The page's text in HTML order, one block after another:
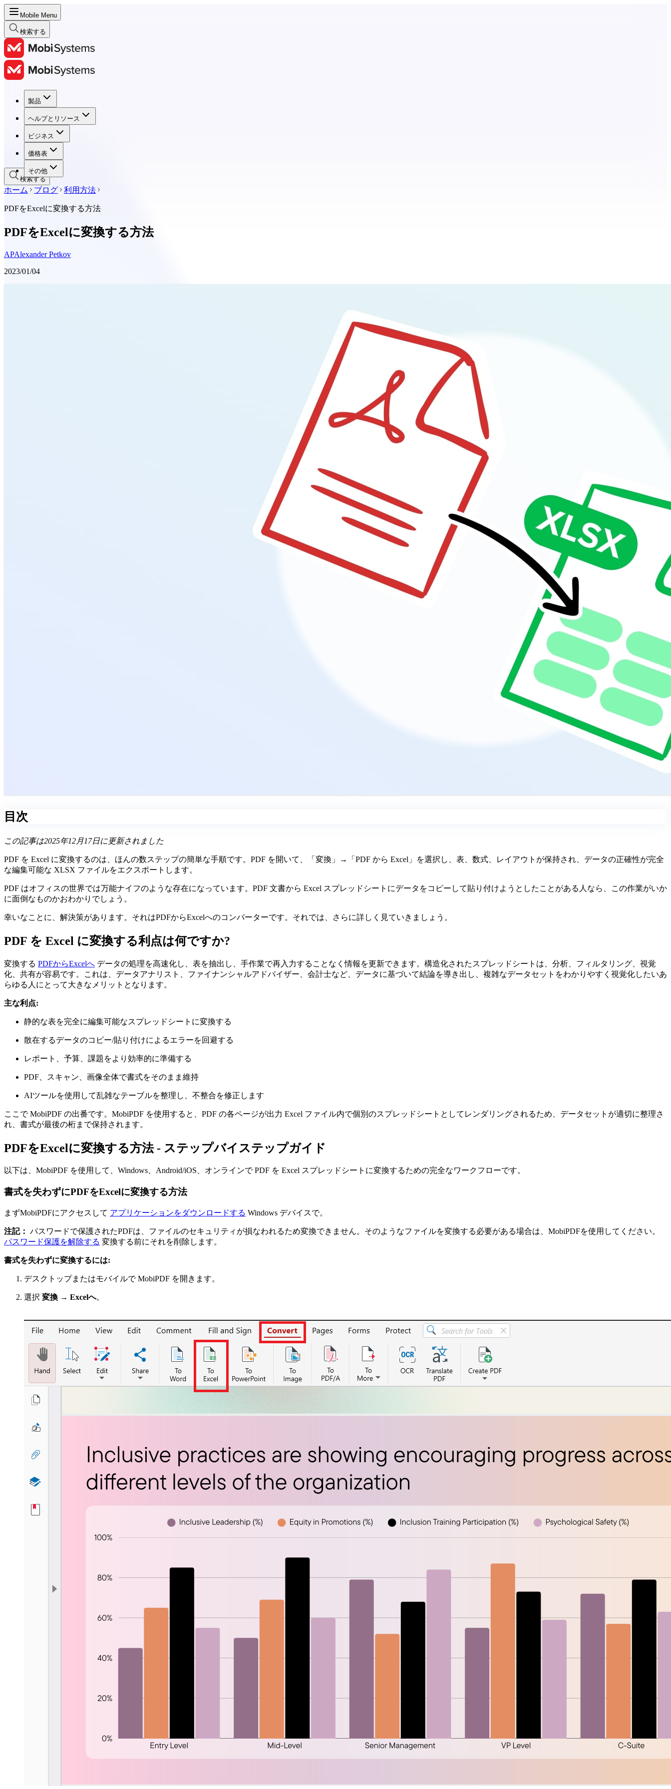
Mobile Menu
検索する
製品
ヘルプとリソース
ビジネス
価格表
その他
製品
ヘルプとリソース
ビジネス
価格表
検索する
ホーム ブログ 利用方法
PDFをExcelに変換する方法
PDFをExcelに変換する方法
APAlexander Petkov
2023/01/04
目次
この記事は2025年12月17日に更新されました
PDF を Excel に変換するのは、ほんの数ステップの簡単な手順です。PDF を開いて、「変換」→「PDF から Excel」を選択し、表、数式、レイアウトが保持され、データの正確性が完全
な編集可能な XLSX ファイルをエクスポートします。
PDF はオフィスの世界では万能ナイフのような存在になっています。PDF 文書から Excel スプレッドシートにデータをコピーして貼り付けようとしたことがある人なら、この作業がいか
に面倒なものかおわかりでしょう。
幸いなことに、解決策があります。それはPDFからExcelへのコンバーターです。それでは、さらに詳しく見ていきましょう。
PDF を Excel に変換する利点は何ですか?
変換する PDFからExcelへ データの処理を高速化し、表を抽出し、手作業で再入力することなく情報を更新できます。構造化されたスプレッドシートは、分析、フィルタリング、視覚
化、共有が容易です。これは、データアナリスト、ファイナンシャルアドバイザー、会計士など、データに基づいて結論を導き出し、複雑なデータセットをわかりやすく視覚化したいあ
らゆる人にとって大きなメリットとなります。
主な利点:
静的な表を完全に編集可能なスプレッドシートに変換する
散在するデータのコピー/貼り付けによるエラーを回避する
レポート、予算、課題をより効率的に準備する
PDF、スキャン、画像全体で書式をそのまま維持
AIツールを使用して乱雑なテーブルを整理し、不整合を修正します
ここで MobiPDF の出番です。MobiPDF を使用すると、PDF の各ページが出力 Excel ファイル内で個別のスプレッドシートとしてレンダリングされるため、データセットが適切に整理さ
れ、書式が最後の桁まで保持されます。
PDFをExcelに変換する方法 - ステップバイステップガイド
以下は、MobiPDF を使用して、Windows、Android/iOS、オンラインで PDF を Excel スプレッドシートに変換するための完全なワークフローです。
書式を失わずにPDFをExcelに変換する方法
まずMobiPDFにアクセスして アプリケーションをダウンロードする Windows デバイスで。
注記： パスワードで保護されたPDFは、ファイルのセキュリティが損なわれるため変換できません。そのようなファイルを変換する必要がある場合は、MobiPDFを使用してください。
パスワード保護を解除する 変換する前にそれを削除します。
書式を失わずに変換するには:
デスクトップまたはモバイルで MobiPDF を開きます。
選択 変換 → Excelへ。